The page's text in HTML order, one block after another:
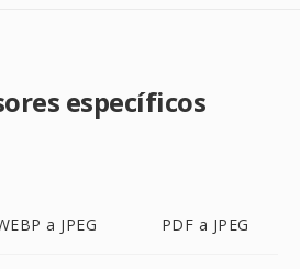
específicos
a JPEG PDF a JPEG